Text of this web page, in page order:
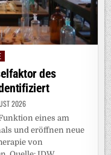
des
2026
eines am
und eröffnen neue
von